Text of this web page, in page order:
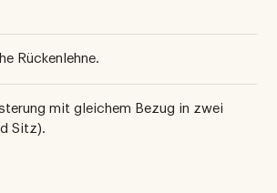
Rückenlehne.
mit gleichem Bezug in zwei
Sitz).